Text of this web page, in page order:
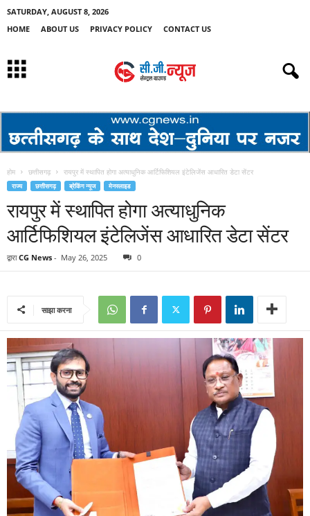
SATURDAY, AUGUST 8, 2026
HOME
ABOUT US PRIVACY POLICY CONTACT US
होम छत्तीसगढ़ रायपुर में स्थापित होगा अत्याधुनिक आर्टिफिशियल इंटेलिजेंस आधारित डेटा सेंटर
राज्य छत्तीसगढ़ ब्रेकिंग न्यूज मेनस्लाइड
रायपुर में स्थापित होगा अत्याधुनिक
आर्टिफिशियल इंटेलिजेंस आधारित डेटा सेंटर
द्वारा CG News - May 26, 2025 0
साझा करना